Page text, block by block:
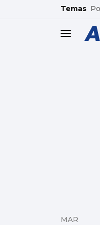
common.go-to-content
Temas
MAR